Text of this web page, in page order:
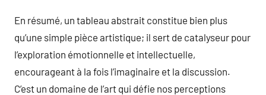
En résumé, un tableau abstrait constitue bien plus
qu’une simple pièce artistique; il sert de catalyseur pour
l’exploration émotionnelle et intellectuelle,
encourageant à la fois l’imaginaire et la discussion.
C’est un domaine de l’art qui défie nos perceptions